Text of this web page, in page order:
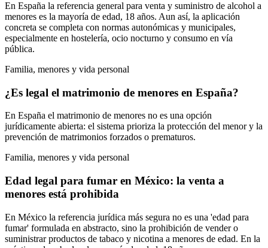
En España la referencia general para venta y suministro de alcohol a
menores es la mayoría de edad, 18 años. Aun así, la aplicación
concreta se completa con normas autonómicas y municipales,
especialmente en hostelería, ocio nocturno y consumo en vía
pública.
Familia, menores y vida personal
¿Es legal el matrimonio de menores en España?
En España el matrimonio de menores no es una opción
jurídicamente abierta: el sistema prioriza la protección del menor y la
prevención de matrimonios forzados o prematuros.
Familia, menores y vida personal
Edad legal para fumar en México: la venta a
menores está prohibida
En México la referencia jurídica más segura no es una 'edad para
fumar' formulada en abstracto, sino la prohibición de vender o
suministrar productos de tabaco y nicotina a menores de edad. En la